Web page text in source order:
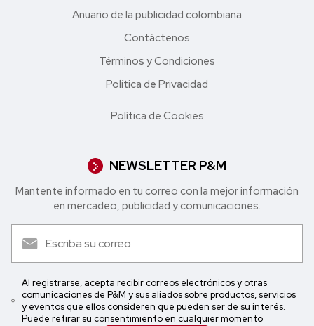
Anuario de la publicidad colombiana
Contáctenos
Términos y Condiciones
Política de Privacidad
Política de Cookies
NEWSLETTER P&M
Mantente informado en tu correo con la mejor in formación
en mercadeo, publicidad y comunicaciones.
Al registrarse, acepta recibir correos electrónicos y otras
comunicaciones de P&M y sus aliados sobre productos, servicios
y eventos que ellos consideren que pueden ser de su interés.
Puede retirar su consentimiento en cualquier momento